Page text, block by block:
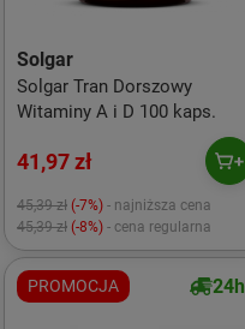
Solgar
Solgar Tran Dorszowy
Witaminy A i D 100 kaps.
41,97 zł
45,39 zł (-7%) - najniższa cena
45,39 zł (-8%) - cena regularna
PROMOCJA 24h